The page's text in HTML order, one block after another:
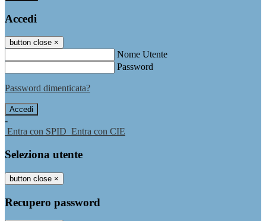
Accedi
button close ×
Nome Utente
Password
Password dimenticata?
-
Entra con SPID Entra con CIE
Seleziona utente
button close ×
Recupero password